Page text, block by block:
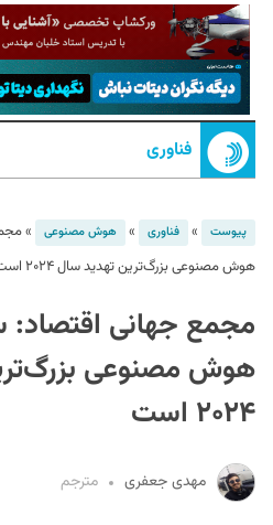
فناوری
پیوست » فناوری » هوش مصنوعی »
هوش مصنوعی بزرگ‌ترین تهدید سال ۲۰۲۴ است
مجمع جهانی اقتصاد:
هوش مصنوعی
۲۰۲۴ است
مهدی جعفری مترجم